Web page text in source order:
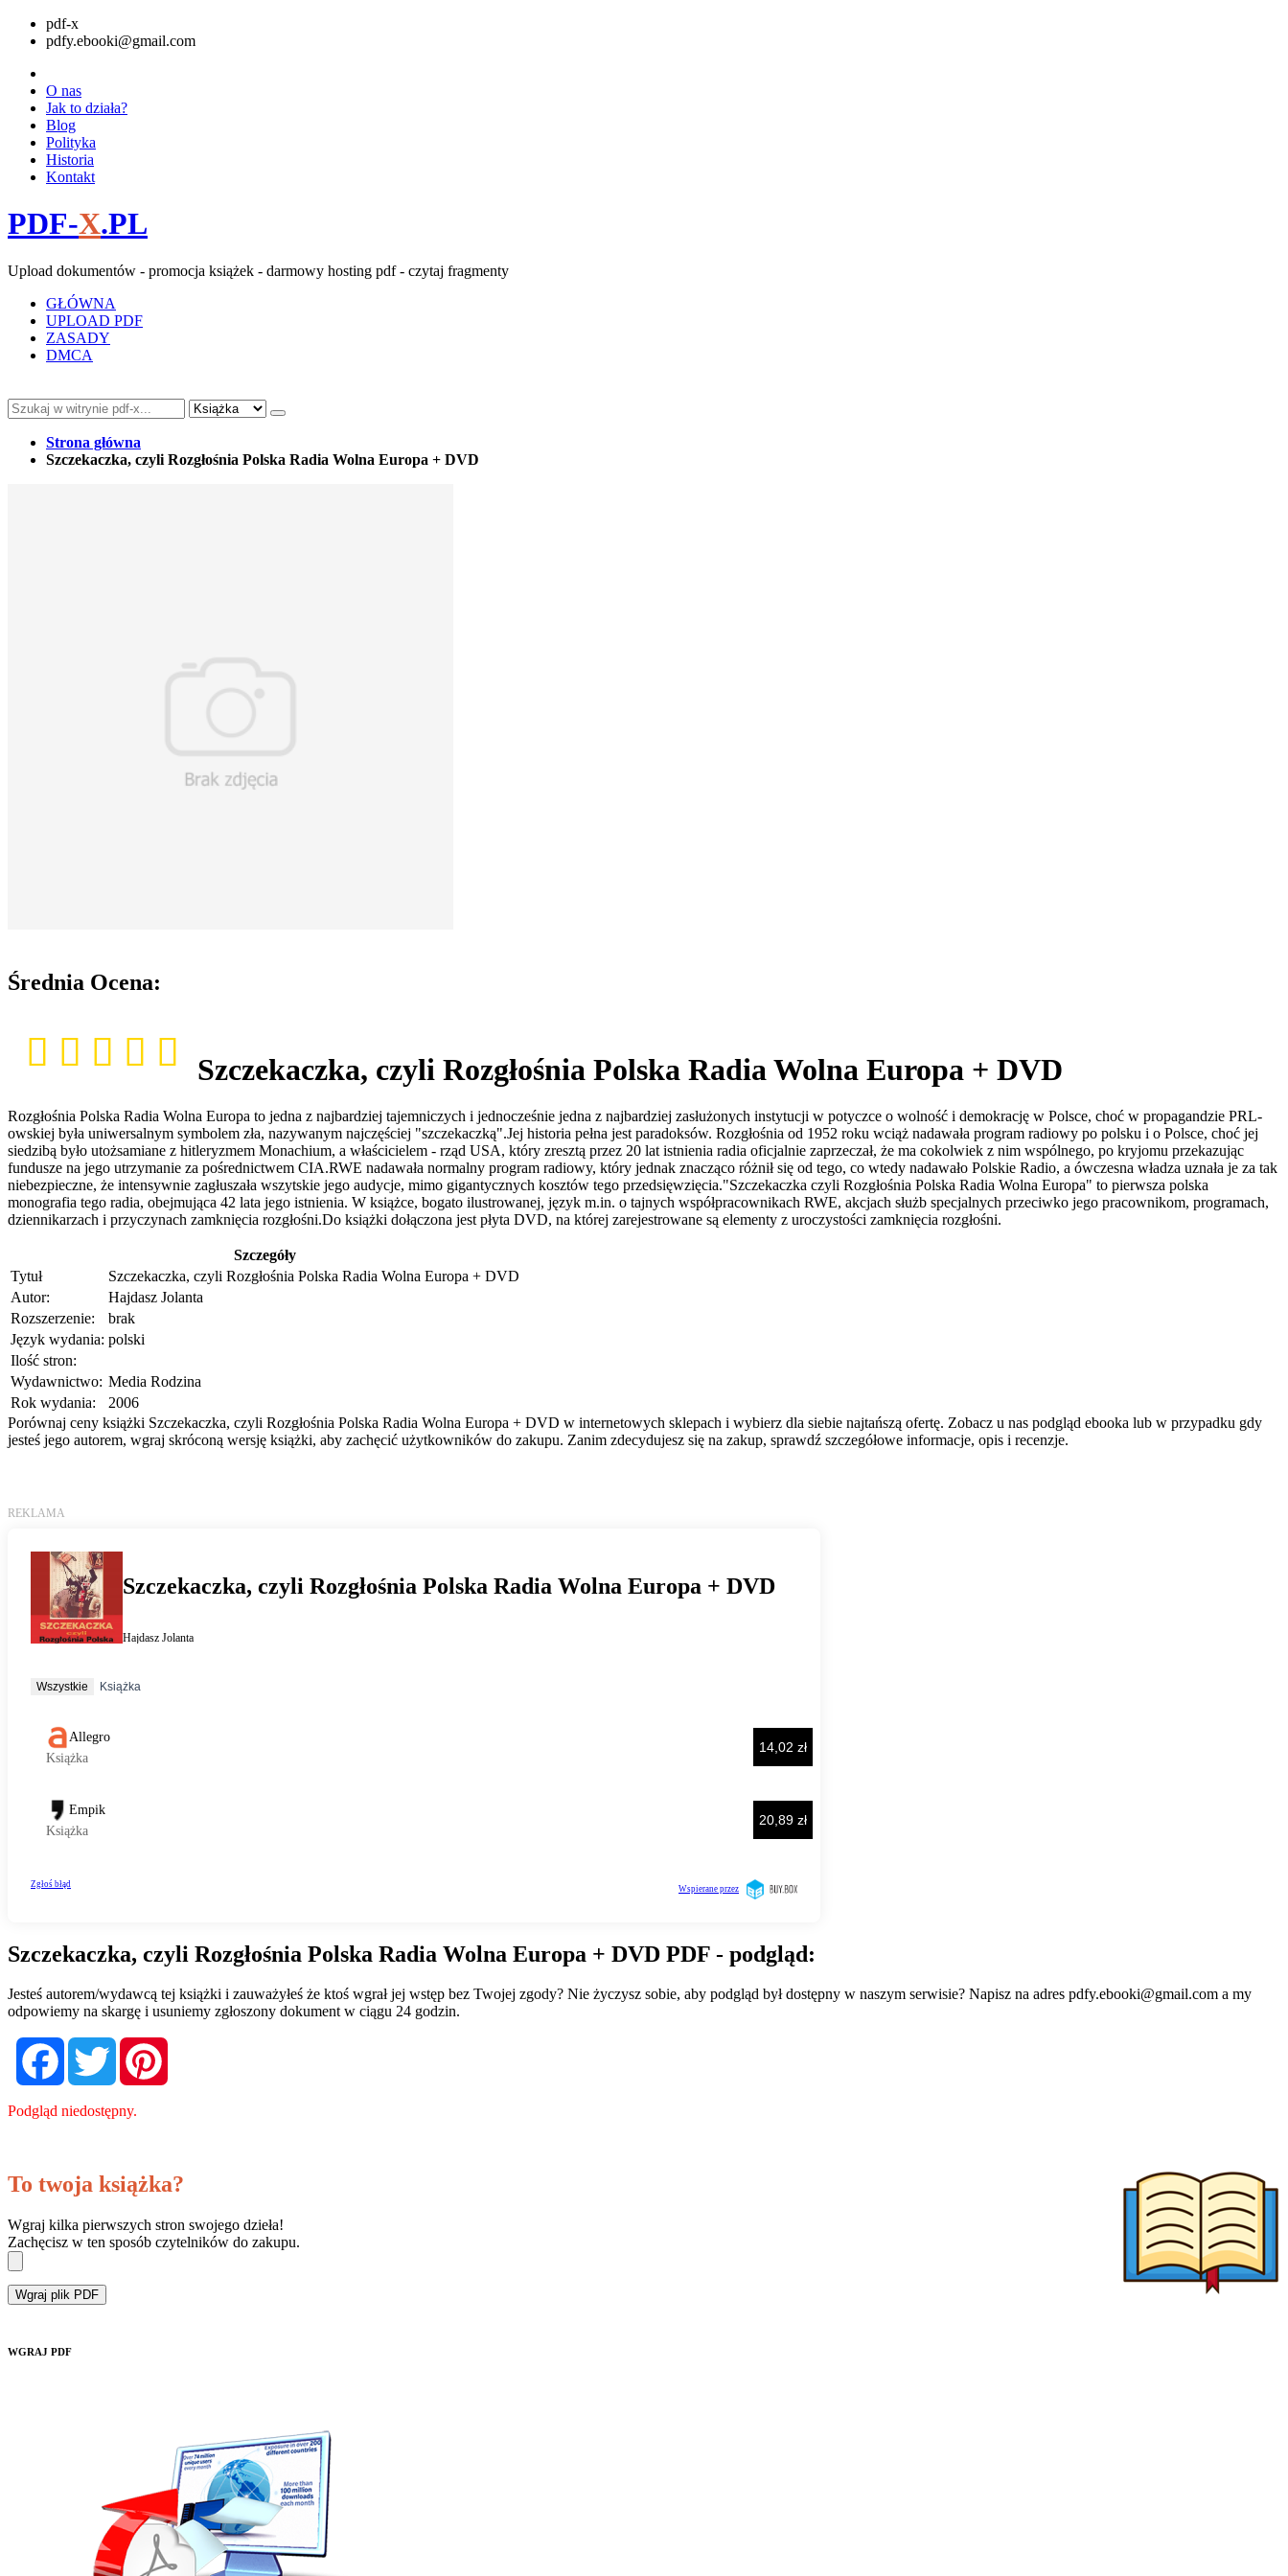
pdf-x
pdfy.ebooki@gmail.com
O nas
Jak to działa?
Blog
Polityka
Historia
Kontakt
PDF-X.PL
Upload dokumentów - promocja książek - darmowy hosting pdf - czytaj fragmenty
GŁÓWNA
UPLOAD PDF
ZASADY
DMCA
Strona główna
Szczekaczka, czyli Rozgłośnia Polska Radia Wolna Europa + DVD
Średnia Ocena:
Szczekaczka, czyli Rozgłośnia Polska Radia Wolna Europa + DVD
Rozgłośnia Polska Radia Wolna Europa to jedna z najbardziej tajemniczych i jednocześnie jedna z najbardziej zasłużonych instytucji w potyczce o wolność i demokrację w Polsce, choć w propagandzie PRL-
owskiej była uniwersalnym symbolem zła, nazywanym najczęściej "szczekaczką".Jej historia pełna jest paradoksów. Rozgłośnia od 1952 roku wciąż nadawała program radiowy po polsku i o Polsce, choć jej
siedzibą było utożsamiane z hitleryzmem Monachium, a właścicielem - rząd USA, który zresztą przez 20 lat istnienia radia oficjalnie zaprzeczał, że ma cokolwiek z nim wspólnego, po kryjomu przekazując
fundusze na jego utrzymanie za pośrednictwem CIA.RWE nadawała normalny program radiowy, który jednak znacząco różnił się od tego, co wtedy nadawało Polskie Radio, a ówczesna władza uznała je za tak
niebezpieczne, że intensywnie zagłuszała wszytskie jego audycje, mimo gigantycznych kosztów tego przedsięwzięcia."Szczekaczka czyli Rozgłośnia Polska Radia Wolna Europa" to pierwsza polska
monografia tego radia, obejmująca 42 lata jego istnienia. W książce, bogato ilustrowanej, język m.in. o tajnych współpracownikach RWE, akcjach służb specjalnych przeciwko jego pracownikom, programach,
dziennikarzach i przyczynach zamknięcia rozgłośni.Do książki dołączona jest płyta DVD, na której zarejestrowane są elementy z uroczystości zamknięcia rozgłośni.
Szczegóły
Tytuł
Szczekaczka, czyli Rozgłośnia Polska Radia Wolna Europa + DVD
Autor:
Hajdasz Jolanta
Rozszerzenie:
brak
Język wydania: polski
Ilość stron:
Wydawnictwo: Media Rodzina
Rok wydania:
2006
Porównaj ceny książki Szczekaczka, czyli Rozgłośnia Polska Radia Wolna Europa + DVD w internetowych sklepach i wybierz dla siebie najtańszą ofertę. Zobacz u nas podgląd ebooka lub w przypadku gdy
jesteś jego autorem, wgraj skróconą wersję książki, aby zachęcić użytkowników do zakupu. Zanim zdecydujesz się na zakup, sprawdź szczegółowe informacje, opis i recenzje.
Szczekaczka, czyli Rozgłośnia Polska Radia Wolna Europa + DVD PDF - podgląd:
Jesteś autorem/wydawcą tej książki i zauważyłeś że ktoś wgrał jej wstęp bez Twojej zgody? Nie życzysz sobie, aby podgląd był dostępny w naszym serwisie? Napisz na adres pdfy.ebooki@gmail.com a my
odpowiemy na skargę i usuniemy zgłoszony dokument w ciągu 24 godzin.
FacebookTwitter
Podgląd niedostępny.
To twoja książka?
Wgraj kilka pierwszych stron swojego dzieła!
Zachęcisz w ten sposób czytelników do zakupu.
Wgraj plik PDF
WGRAJ PDF